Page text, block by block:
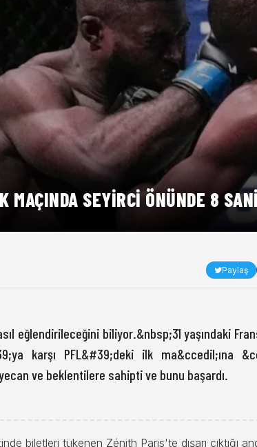
MAÇINDA SEYIRCI ÖNÜNDE 8
Paylaş
eğlendirileceğini biliyor.&nbsp;31 yaşındaki
karşı PFL&#39;deki ilk ma&ccedil;ına
ve beklentilere sahipti ve bunu başardı.
biletleri tükenen Zénith Paris'te dışarı çıktığı